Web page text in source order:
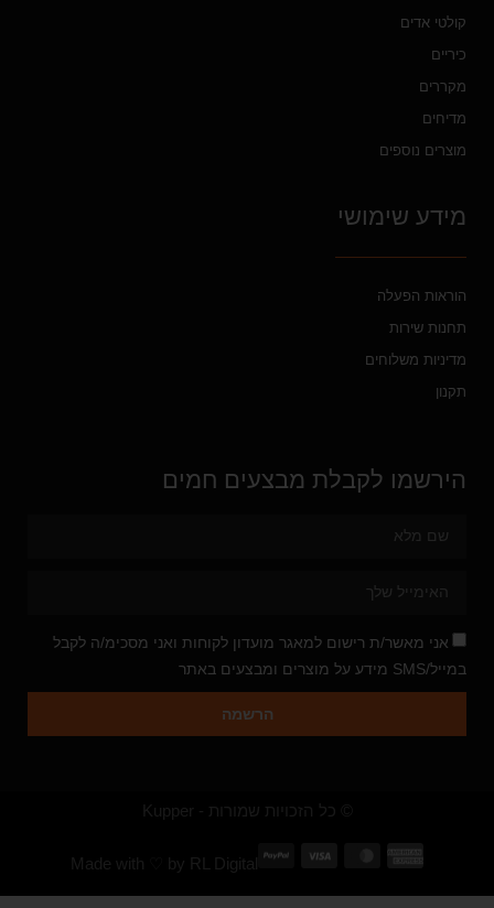
קולטי אדים
כיריים
מקררים
מדיחים
מוצרים נוספים
מידע שימושי
הוראות הפעלה
תחנות שירות
מדיניות משלוחים
תקנון
הירשמו לקבלת מבצעים חמים
אני מאשר/ת רישום למאגר מועדון לקוחות ואני מסכימ/ה לקבל
במייל/SMS מידע על מוצרים ומבצעים באתר
הרשמה
© כל הזכויות שמורות - Kupper
Made with ♡ by RL Digital